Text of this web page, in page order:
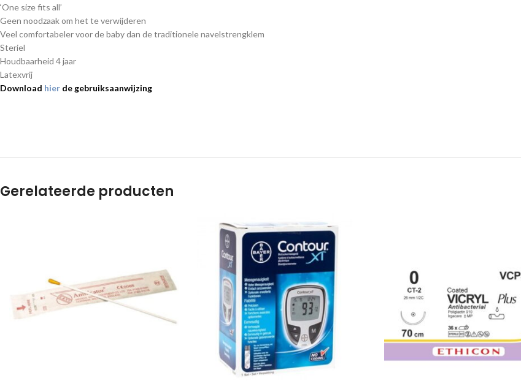
‘One size fits all’
Geen noodzaak om het te verwijderen
Veel comfortabeler voor de baby dan de traditionele navelstrengklem
Steriel
Houdbaarheid 4 jaar
Latexvrij
Download hier de gebruiksaanwijzing
Gerelateerde producten